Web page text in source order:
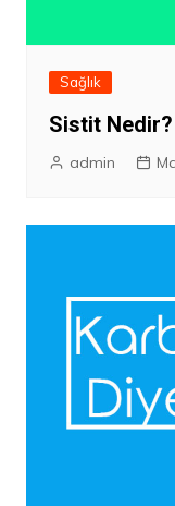
Sağlık
Sistit Nedir?
admin